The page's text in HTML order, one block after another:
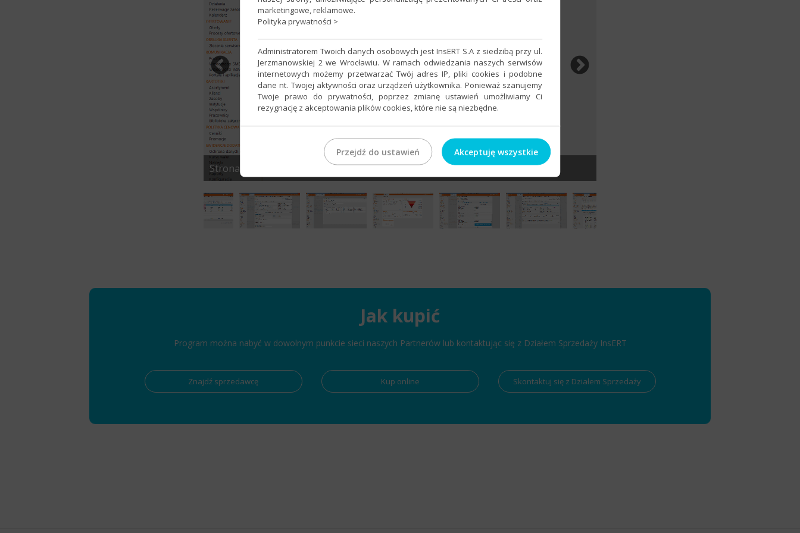
Strona główna
Jak kupić
Program można nabyć w dowolnym punkcie sieci naszych Partnerów lub kontaktując się z Działem Sprzedaży InsERT
Znajdź sprzedawcę Kup online Skontaktuj się z Działem Sprzedaży
marketingowe, reklamowe.
Polityka prywatności >
Administratorem Twoich danych osobowych jest InsERT S.A z siedzibą przy ul.
Jerzmanowskiej 2 we Wrocławiu. W ramach odwiedzania naszych serwisów
internetowych możemy przetwarzać Twój adres IP, pliki cookies i podobne
dane nt. Twojej aktywności oraz urządzeń użytkownika. Ponieważ szanujemy
Twoje prawo do prywatności, poprzez zmianę ustawień umożliwiamy Ci
rezygnację z akceptowania plików cookies, które nie są niezbędne.
Przejdź do ustawień Akceptuję wszystkie